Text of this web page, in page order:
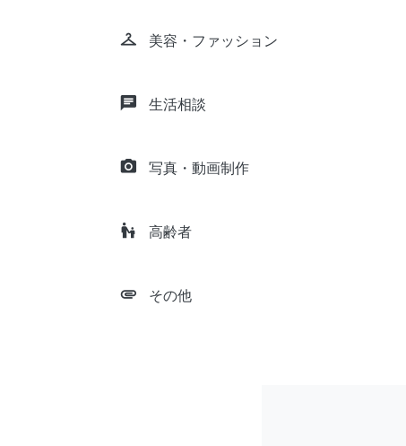
checkroom 美容・ファッション
chat 生活相談
camera_alt 写真・動画制作
escalator_warning 高齢者
attachment その他